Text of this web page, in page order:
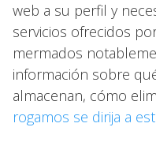
web a su perfil y
servicios ofrecidos
mermados
información sobre
almacenan, cómo
rogamos se dirija a